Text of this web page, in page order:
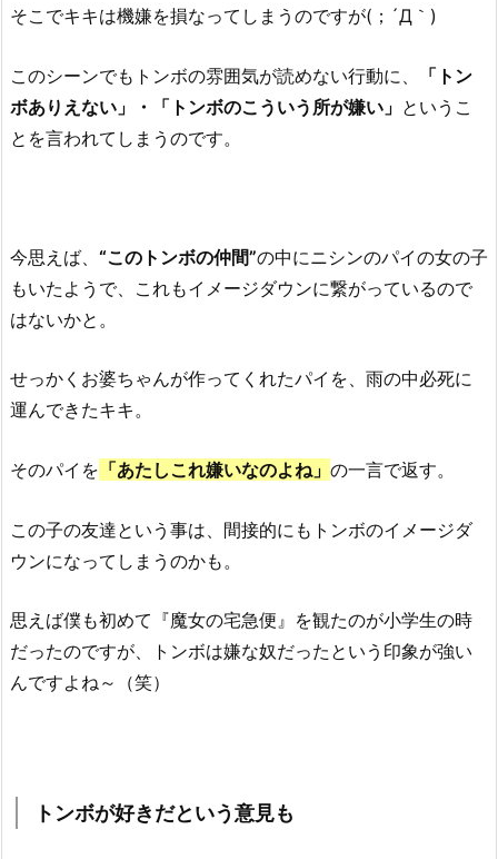
そこでキキは機嫌を損なってしまうのですが(；´Д｀)
このシーンでもトンボの雰囲気が読めない行動に、
「トン
ボありえない」・「トンボのこういう所が嫌い」 というこ
とを言われてしまうのです。
今思えば、 “このトンボの仲間”の中にニシンのパイの女の子
もいたようで、これもイメージダウンに繋がっているので
はないかと。
せっかくお婆ちゃんが作ってくれたパイを、雨の中必死に
運んできたキキ。
そのパイを 「あたしこれ嫌いなのよね」 の一言で返す。
この子の友達という事は、間接的にもトンボのイメージダ
ウンになってしまうのかも。
思えば僕も初めて『魔女の宅急便』を観たのが小学生の時
だったのですが、トンボは嫌な奴だったという印象が強い
んですよね～（笑）
トンボが好きだという意見も